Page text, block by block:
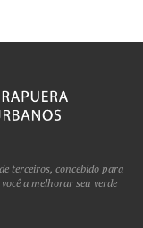
terceiros, concebido para
a melhorar seu verde